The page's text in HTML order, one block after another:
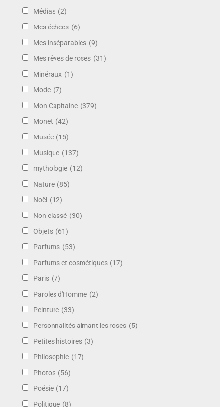
Médias (2)
Mes échecs (6)
Mes inséparables (9)
Mes rêves de roses (31)
Minéraux (1)
Mode (7)
Mon Capitaine (379)
Monet (42)
Musée (15)
Musique (137)
mythologie (12)
Nature (85)
Noël (12)
Non classé (30)
Objets (61)
Parfums (53)
Parfums et cosmétiques (17)
Paris (7)
Paroles d'Homme (2)
Peinture (33)
Personnalités aimant les roses (5)
Petites histoires (3)
Philosophie (17)
Photos (56)
Poésie (17)
Politique (8)